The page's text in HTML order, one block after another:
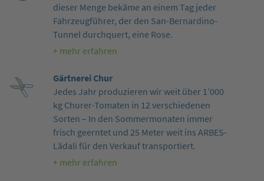
dieser Menge bekäme an einem Tag jeder
Fahrzeugführer, der den San-Bernardino-
Tunnel durchquert, eine Rose.
+ mehr erfahren
Gärtnerei Chur
Jedes Jahr produzieren wir weit über 1’000
kg Churer-Tomaten in 12 verschiedenen
Sorten – In den Sommermonaten immer
frisch geerntet und 25 Meter weit ins ARBES-
Lädali für den Verkauf transportiert.
+ mehr erfahren